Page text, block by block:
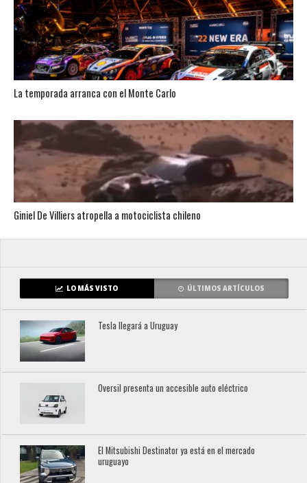
La temporada arranca con el Monte Carlo
Giniel De Villiers atropella a motociclista chileno
LO MÁS VISTO ÚLTIMOS ARTÍCULOS
Tesla llegará a Uruguay
Oversil presenta un accesible auto eléctrico
El Mitsubishi Destinator ya está en el mercado
uruguayo